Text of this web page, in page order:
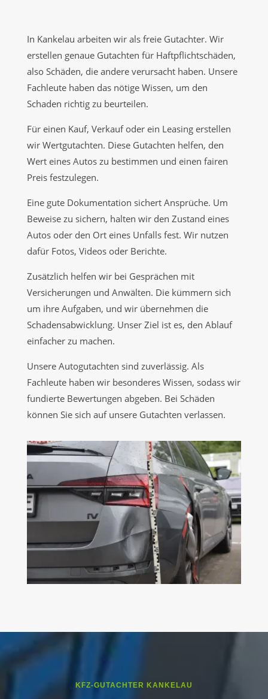
In Kankelau arbeiten wir als freie Gutachter. Wir
erstellen genaue Gutachten für Haftpflichtschäden,
also Schäden, die andere verursacht haben. Unsere
Fachleute haben das nötige Wissen, um den
Schaden richtig zu beurteilen.
Für einen Kauf, Verkauf oder ein Leasing erstellen
wir Wertgutachten. Diese Gutachten helfen, den
Wert eines Autos zu bestimmen und einen fairen
Preis festzulegen.
Eine gute Dokumentation sichert Ansprüche. Um
Beweise zu sichern, halten wir den Zustand eines
Autos oder den Ort eines Unfalls fest. Wir nutzen
dafür Fotos, Videos oder Berichte.
Zusätzlich helfen wir bei Gesprächen mit
Versicherungen und Anwälten. Die kümmern sich
um ihre Aufgaben, und wir übernehmen die
Schadensabwicklung. Unser Ziel ist es, den Ablauf
einfacher zu machen.
Unsere Autogutachten sind zuverlässig. Als
Fachleute haben wir besonderes Wissen, sodass wir
fundierte Bewertungen abgeben. Bei Schäden
können Sie sich auf unsere Gutachten verlassen.
KFZ-GUTACHTER KANKELAU